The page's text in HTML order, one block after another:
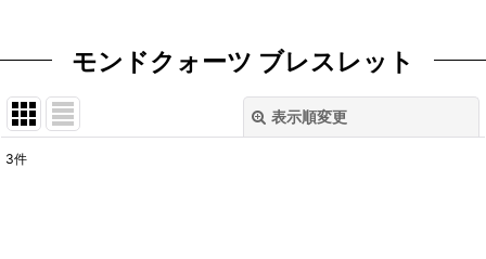
モンドクォーツ ブレスレット
表示順変更
3件